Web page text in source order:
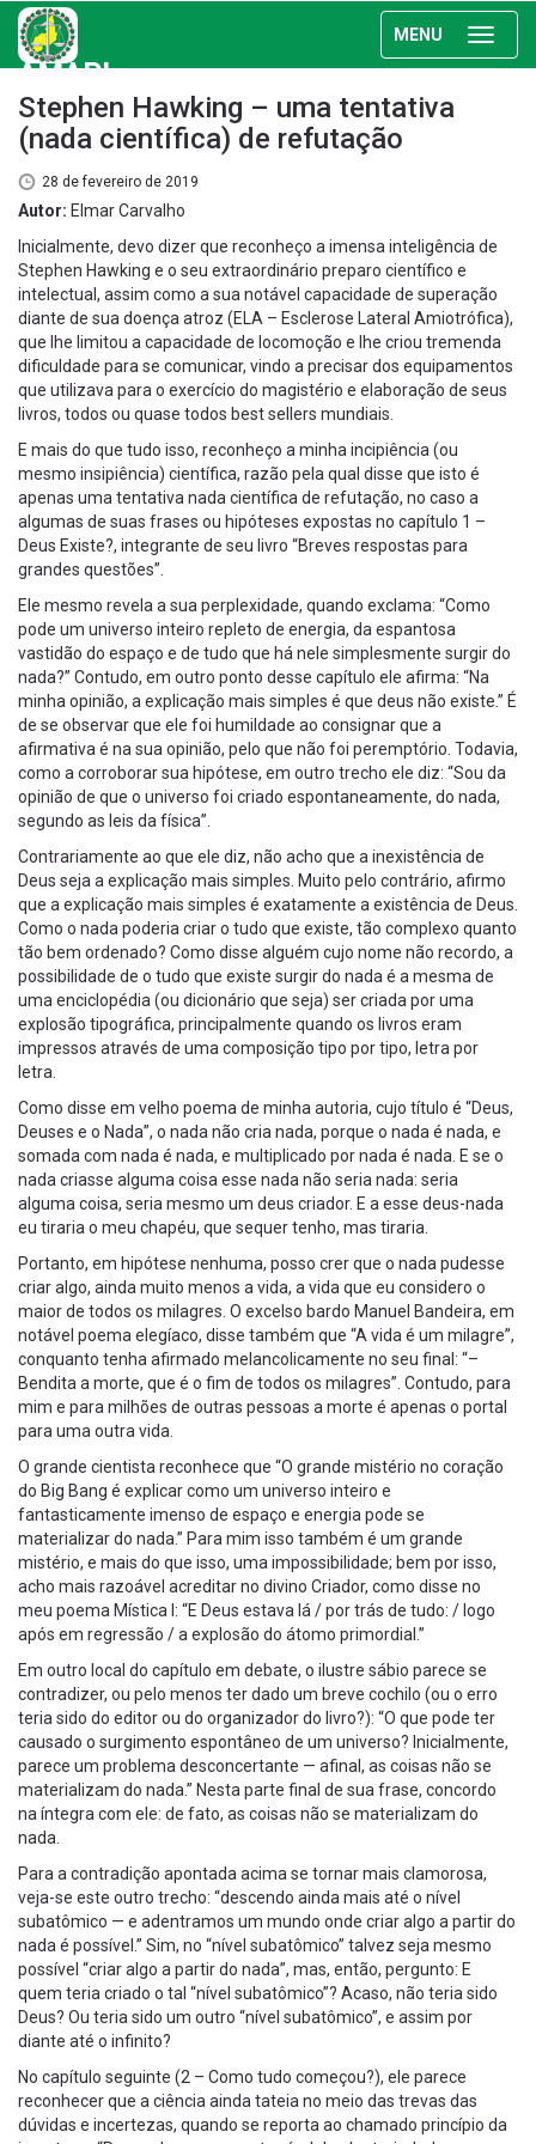
MENU
AMAPI
Stephen Hawking – uma tentativa
(nada científica) de refutação
28 de fevereiro de 2019
Autor: Elmar Carvalho
Inicialmente, devo dizer que reconheço a imensa inteligência de
Stephen Hawking e o seu extraordinário preparo científico e
intelectual, assim como a sua notável capacidade de superação
diante de sua doença atroz (ELA – Esclerose Lateral Amiotrófica),
que lhe limitou a capacidade de locomoção e lhe criou tremenda
dificuldade para se comunicar, vindo a precisar dos equipamentos
que utilizava para o exercício do magistério e elaboração de seus
livros, todos ou quase todos best sellers mundiais.
E mais do que tudo isso, reconheço a minha incipiência (ou
mesmo insipiência) científica, razão pela qual disse que isto é
apenas uma tentativa nada científica de refutação, no caso a
algumas de suas frases ou hipóteses expostas no capítulo 1 –
Deus Existe?, integrante de seu livro “Breves respostas para
grandes questões”.
Ele mesmo revela a sua perplexidade, quando exclama: “Como
pode um universo inteiro repleto de energia, da espantosa
vastidão do espaço e de tudo que há nele simplesmente surgir do
nada?” Contudo, em outro ponto desse capítulo ele afirma: “Na
minha opinião, a explicação mais simples é que deus não existe.” É
de se observar que ele foi humildade ao consignar que a
afirmativa é na sua opinião, pelo que não foi peremptório. Todavia,
como a corroborar sua hipótese, em outro trecho ele diz: “Sou da
opinião de que o universo foi criado espontaneamente, do nada,
segundo as leis da física”.
Contrariamente ao que ele diz, não acho que a inexistência de
Deus seja a explicação mais simples. Muito pelo contrário, afirmo
que a explicação mais simples é exatamente a existência de Deus.
Como o nada poderia criar o tudo que existe, tão complexo quanto
tão bem ordenado? Como disse alguém cujo nome não recordo, a
possibilidade de o tudo que existe surgir do nada é a mesma de
uma enciclopédia (ou dicionário que seja) ser criada por uma
explosão tipográfica, principalmente quando os livros eram
impressos através de uma composição tipo por tipo, letra por
letra.
Como disse em velho poema de minha autoria, cujo título é “Deus,
Deuses e o Nada”, o nada não cria nada, porque o nada é nada, e
somada com nada é nada, e multiplicado por nada é nada. E se o
nada criasse alguma coisa esse nada não seria nada: seria
alguma coisa, seria mesmo um deus criador. E a esse deus-nada
eu tiraria o meu chapéu, que sequer tenho, mas tiraria.
Portanto, em hipótese nenhuma, posso crer que o nada pudesse
criar algo, ainda muito menos a vida, a vida que eu considero o
maior de todos os milagres. O excelso bardo Manuel Bandeira, em
notável poema elegíaco, disse também que “A vida é um milagre”,
conquanto tenha afirmado melancolicamente no seu final: “–
Bendita a morte, que é o fim de todos os milagres”. Contudo, para
mim e para milhões de outras pessoas a morte é apenas o portal
para uma outra vida.
O grande cientista reconhece que “O grande mistério no coração
do Big Bang é explicar como um universo inteiro e
fantasticamente imenso de espaço e energia pode se
materializar do nada.” Para mim isso também é um grande
mistério, e mais do que isso, uma impossibilidade; bem por isso,
acho mais razoável acreditar no divino Criador, como disse no
meu poema Mística I: “E Deus estava lá / por trás de tudo: / logo
após em regressão / a explosão do átomo primordial.”
Em outro local do capítulo em debate, o ilustre sábio parece se
contradizer, ou pelo menos ter dado um breve cochilo (ou o erro
teria sido do editor ou do organizador do livro?): “O que pode ter
causado o surgimento espontâneo de um universo? Inicialmente,
parece um problema desconcertante — afinal, as coisas não se
materializam do nada.” Nesta parte final de sua frase, concordo
na íntegra com ele: de fato, as coisas não se materializam do
nada.
Para a contradição apontada acima se tornar mais clamorosa,
veja-se este outro trecho: “descendo ainda mais até o nível
subatômico — e adentramos um mundo onde criar algo a partir do
nada é possível.” Sim, no “nível subatômico” talvez seja mesmo
possível “criar algo a partir do nada”, mas, então, pergunto: E
quem teria criado o tal “nível subatômico”? Acaso, não teria sido
Deus? Ou teria sido um outro “nível subatômico”, e assim por
diante até o infinito?
No capítulo seguinte (2 – Como tudo começou?), ele parece
reconhecer que a ciência ainda tateia no meio das trevas das
dúvidas e incertezas, quando se reporta ao chamado princípio da